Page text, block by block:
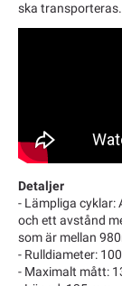
ska transporteras.
Detaljer
- Lämpliga cyklar:
och ett avstånd
som är mellan
- Rulldiameter:
- Maximalt mått: